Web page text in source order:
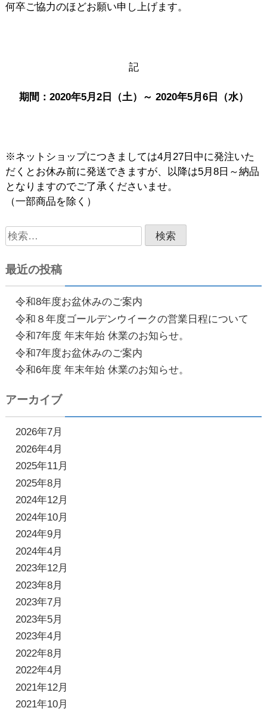
何卒ご協力のほどお願い申し上げます。
記
期間：2020年5月2日（土）～ 2020年5月6日（水）
※ネットショップにつきましては4月27日中に発注いた
だくとお休み前に発送できますが、以降は5月8日～納品
となりますのでご了承くださいませ。
（一部商品を除く）
検
索:
最近の投稿
令和8年度お盆休みのご案内
令和８年度ゴールデンウイークの営業日程について
令和7年度 年末年始 休業のお知らせ。
令和7年度お盆休みのご案内
令和6年度 年末年始 休業のお知らせ。
アーカイブ
2026年7月
2026年4月
2025年11月
2025年8月
2024年12月
2024年10月
2024年9月
2024年4月
2023年12月
2023年8月
2023年7月
2023年5月
2023年4月
2022年8月
2022年4月
2021年12月
2021年10月